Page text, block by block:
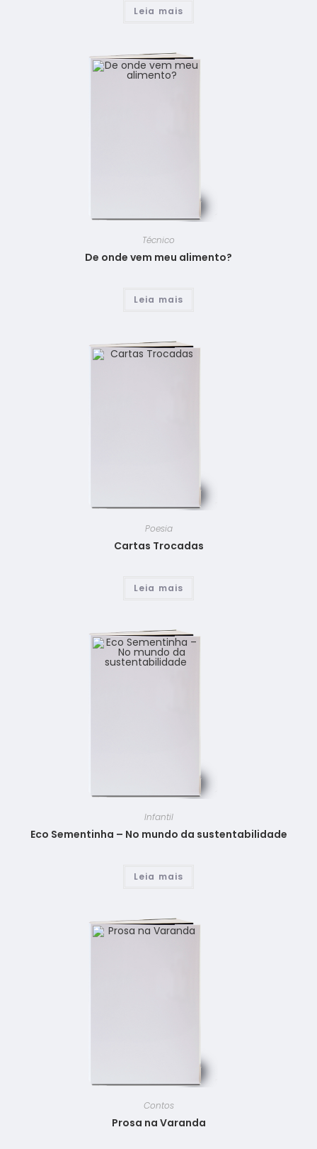
Leia mais
Técnico
De onde vem meu alimento?
Leia mais
Poesia
Cartas Trocadas
Leia mais
Infantil
Eco Sementinha – No mundo da sustentabilidade
Leia mais
Contos
Prosa na Varanda